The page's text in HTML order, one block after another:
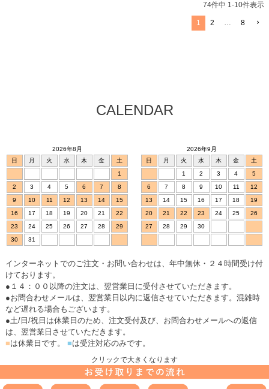
74件中 1-10件表示
1 2 … 8
CALENDAR
2026年8月
日
月 火 水 木 金
土
1
2
3 4 5 6 7
8
9
10 11 12 13 14
15
16
17 18 19 20 21
22
23
24 25 26 27 28
29
30
31
2026年9月
日
月 火 水 木 金
土
1
2 3 4
5
6
7 8 9 10 11
12
13
14 15 16 17 18
19
20
21 22 23 24 25
26
27
28 29 30
インターネットでのご注文・お問い合わせは、年中無休・２４時間受け付
けております。
●１４：００以降の注文は、翌営業日に受付させていただきます。
●お問合わせメールは、翌営業日以内に返信させていただきます。混雑時
など遅れる場合もございます。
●土/日/祝日は休業日のため、注文受付及び、お問合わせメールへの返信
は、翌営業日させていただきます。
■は休業日です。 ■は受注対応のみです。
クリックで大きくなります